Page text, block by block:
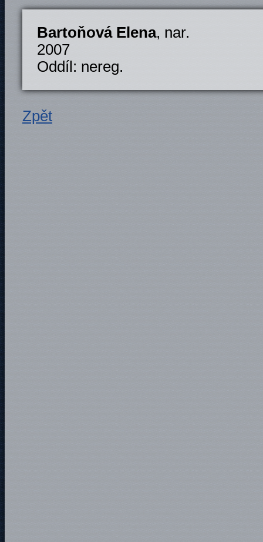
Bartoňová Elena, nar.
2007
Oddíl: nereg.
Zpět